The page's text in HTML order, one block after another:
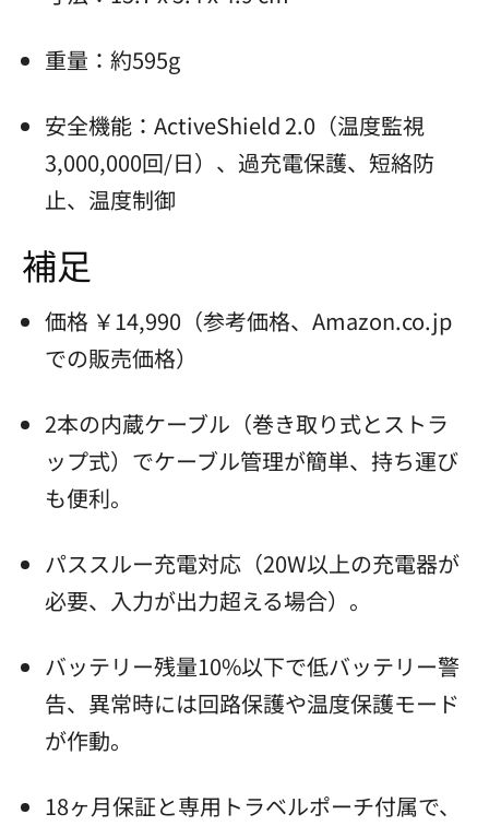
重量：約595g
安全機能：ActiveShield 2.0（温度監視
3,000,000回/日）、過充電保護、短絡防
止、温度制御
補足
価格 ￥14,990（参考価格、Amazon.co.jp
での販売価格）
2本の内蔵ケーブル（巻き取り式とストラ
ップ式）でケーブル管理が簡単、持ち運び
も便利。
パススルー充電対応（20W以上の充電器が
必要、入力が出力超える場合）。
バッテリー残量10%以下で低バッテリー警
告、異常時には回路保護や温度保護モード
が作動。
18ヶ月保証と専用トラベルポーチ付属で、